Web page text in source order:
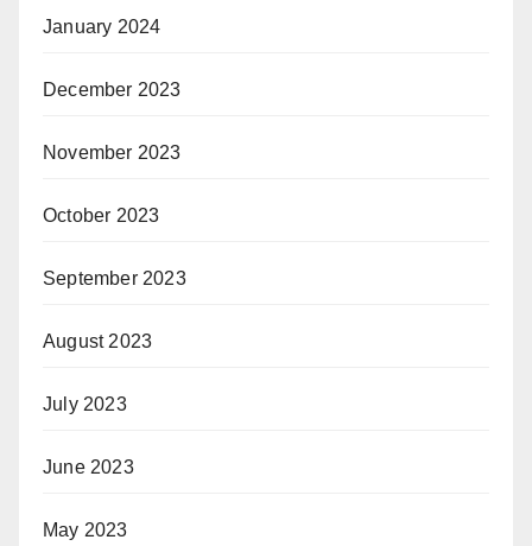
January 2024
December 2023
November 2023
October 2023
September 2023
August 2023
July 2023
June 2023
May 2023